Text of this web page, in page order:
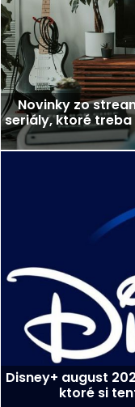
Novinky zo
seriály, ktoré treba
Disney+ august
ktoré si